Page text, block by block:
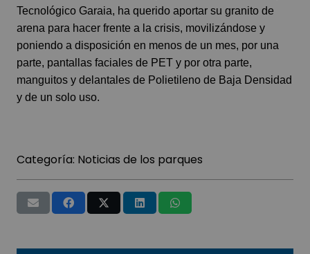
Tecnológico Garaia, ha querido aportar su granito de
arena para hacer frente a la crisis, movilizándose y
poniendo a disposición en menos de un mes, por una
parte, pantallas faciales de PET y por otra parte,
manguitos y delantales de Polietileno de Baja Densidad
y de un solo uso.
Categoría: Noticias de los parques